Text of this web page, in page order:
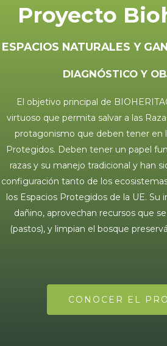
Proyecto
ESPACIOS NATURALES Y
DIAGNÓSTICO Y
El objetivo principal de
virtuoso que permita salvar a las
protagonismo que deben tener en
Protegidos. Deben tener un papel
razas y su manejo tradicional y han
configuración tanto de los
los Espacios Protegidos de la UE. Su
dañino, aprovechan recursos que
(pastos), y limpian el bosque
CONOCER EL